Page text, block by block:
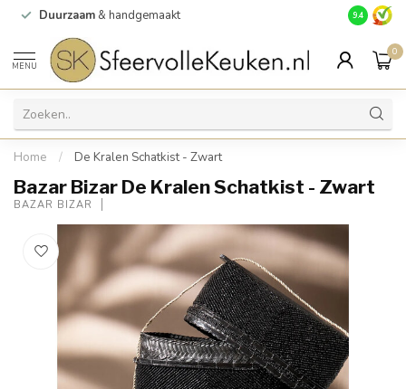
Duurzaam & handgemaakt Gratis
9.4
MENU
0
Home / De Kralen Schatkist - Zwart
Bazar Bizar De Kralen Schatkist - Zwart
BAZAR BIZAR